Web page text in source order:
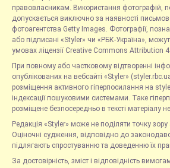
правовласникам. Використання фотографій,
допускається виключно за наявності
фотоагентства Getty Images. Фотографії,
або підписані «Styler» чи «РБК-Україна»,
умовах ліцензії Creative Commons Attribution
При повному або частковому відтворенні
опублікованих на вебсайті «Styler»
розміщення активного гіперпосилання на
індексації пошуковими системами. Таке
розміщене безпосередньо в тексті матеріалу
Редакція «Styler» може не поділяти точку зору
Оціночні судження, відповідно до
підлягають спростуванню та доведенню їх
За достовірність, зміст і відповідність